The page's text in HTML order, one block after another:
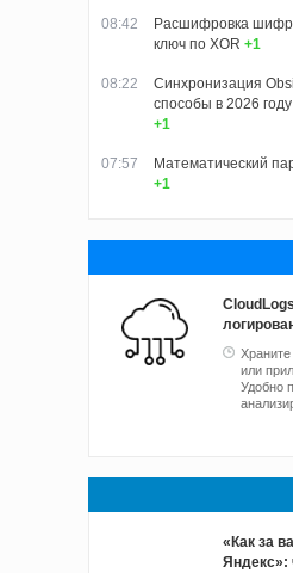
08:42
Расшифровка
ключ по XOR +1
08:22
Синхронизация
способы в 2026
+1
07:57
Математический
+1
или
Удобно
«Как за
Яндекс»: